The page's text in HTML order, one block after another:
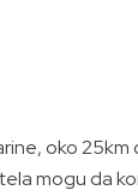
oko
mogu da